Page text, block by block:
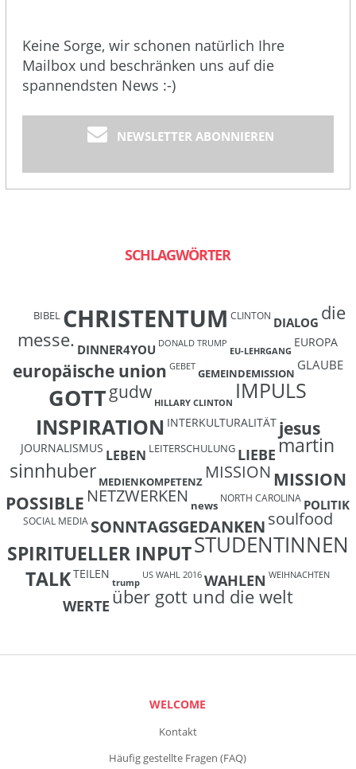
Keine Sorge, wir schonen natürlich Ihre
Mailbox und beschränken uns auf die
spannendsten News :-)
NEWSLETTER ABONNIEREN
SCHLAGWÖRTER
BIBEL CHRISTENTUM CLINTON DIALOG die
messe. DINNER4YOU DONALD TRUMP
EU-LEHRGANG
EUROPA
europäische union GEBET GEMEINDEMISSION
GLAUBE
GOTTgudw HILLARY CLINTON IMPULS
INSPIRATION INTERKULTURALITÄT jesus
JOURNALISMUS LEBEN LEITERSCHULUNG LIEBEmartin
sinnhuber MEDIENKOMPETENZ MISSION MISSION
POSSIBLE NETZWERKEN news
NORTH CAROLINA POLITIK
SOCIAL MEDIA SONNTAGSGEDANKENsoulfood
SPIRITUELLER INPUTSTUDENTINNEN
TALKTEILEN
trump
US WAHL 2016 WAHLEN WEIHNACHTEN
WERTE über gott und die welt
WELCOME
Kontakt
Häufig gestellte Fragen (FAQ)